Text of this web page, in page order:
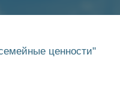
ценности"